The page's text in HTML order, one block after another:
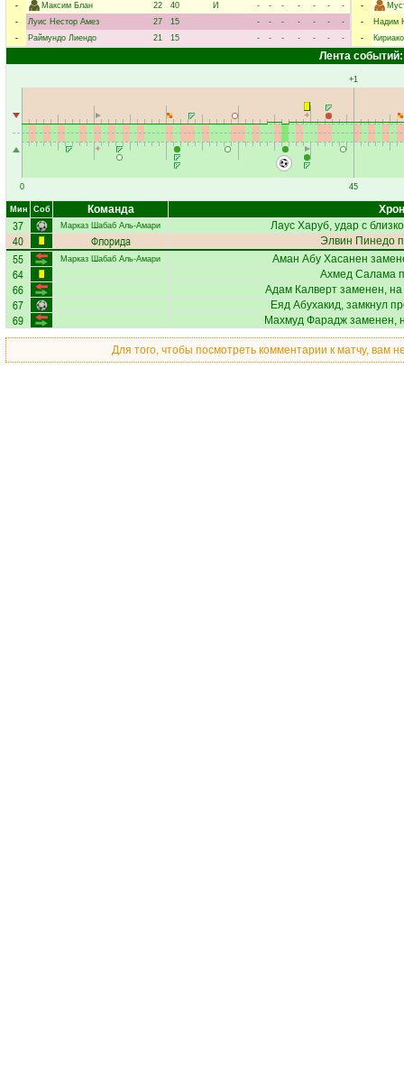
-
Максим Блан 22 40 И - - - - - -
-
-
Луис Нестор Амез 27 15 - - - - - -
-
-
Раймундо Лиендо 21 15 - - - - - - -
-
-
Надим
-
Лента событий:
0
+1
45
Мин Соб Команда
37 Марказ Шабаб Аль-Амари Лаус Харуб, удар с
40 Флорида Элвин Пинедо
55 Марказ Шабаб Аль-Амари Аман Абу Хасанен
64 Ахмед Салама
66 Адам Калвертзаменен,
67 Еяд Абухакид, замкнул
69 Махмуд Фараджзаменен,
Для того, чтобы посмотреть комментарии к матчу, вам